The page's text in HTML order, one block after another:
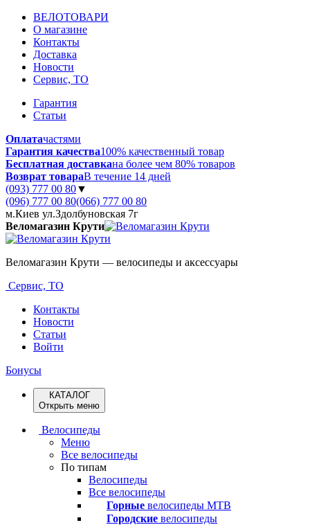
ВЕЛОТОВАРИ
О магазине
Контакты
Доставка
Новости
Сервис, ТО
Гарантия
Статьи
Оплатачастями
Гарантия качества100% качественный товар
Бесплатная доставкана более чем 80% товаров
Возврат товараВ течение 14 дней
(093) 777 00 80▼
(096) 777 00 80(066) 777 00 80
м.Киев ул.Здолбуновская 7г
Веломагазин Крути
Веломагазин Крути — велосипеды и аксессуары
Сервис, ТО
Контакты
Новости
Статьи
Войти
Бонусы
КАТАЛОГ
Открыть меню
Велосипеды
Меню
Все велосипеды
По типам
Велосипеды
Все велосипеды
Горные велосипеды MTB
Городские велосипеды